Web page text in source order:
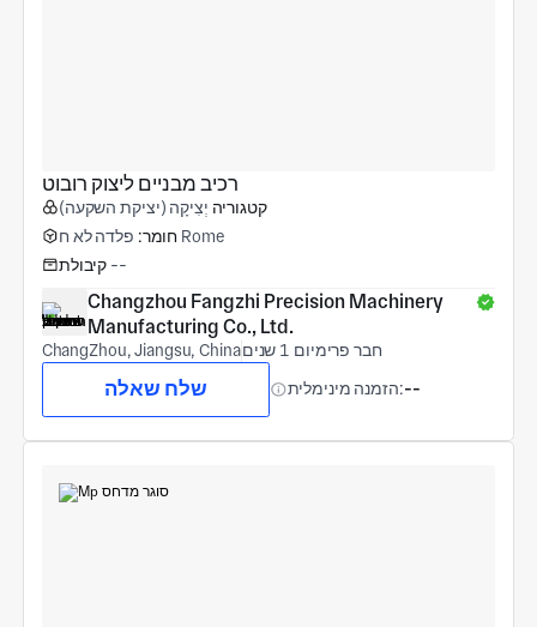
רכיב מבניים ליצוק רובוט
קטגוריה יְצִיקָה (יציקת השקעה)
חומר: פלדה לא ח Rome
קיבולת --
Changzhou Fangzhi Precision Machinery
Manufacturing Co., Ltd.
ChangZhou, Jiangsu, China חבר פרימיום 1 שנים
שלח שאלה הזמנה מינימלית:--